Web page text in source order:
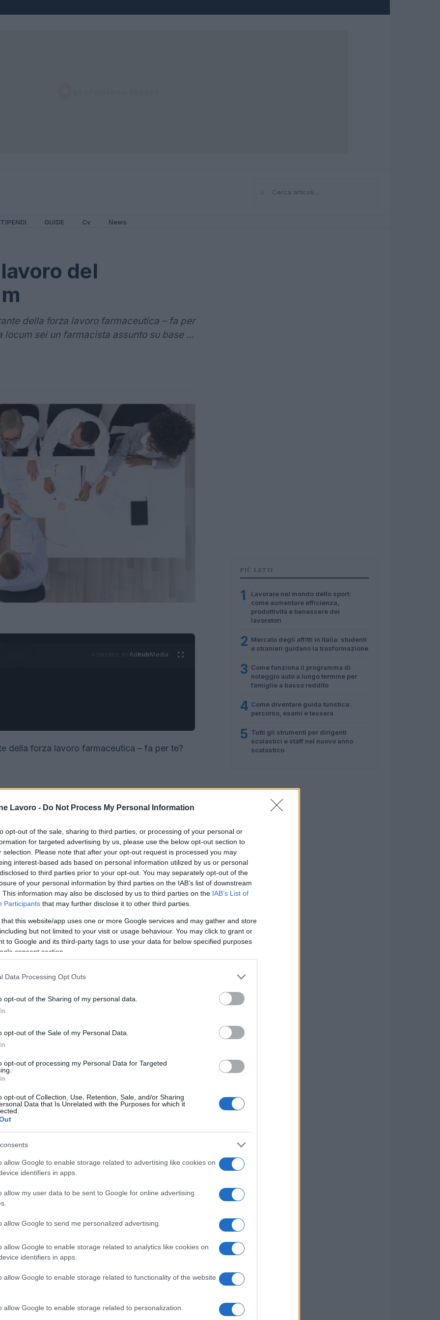
Lavoro - Do Not Process My Personal Information
opt-out of the sale, sharing to third parties, or processing of your personal or
for targeted advertising by us, please use the below opt-out section to
selection. Please note that after your opt-out request is processed you may
interest-based ads based on personal information utilized by us or personal
to third parties prior to your opt-out. You may separately opt-out of the
of your personal information by third parties on the IAB’s list of downstream
This information may also be disclosed by us to third parties on the IAB’s List of
Participants that may further disclose it to other third parties.
that this website/app uses one or more Google services and may gather and store
but not limited to your visit or usage behaviour. You may click to grant or
to Google and its third-party tags to use your data for below specified purposes
consent section.
Data Processing Opt Outs
opt-out of the Sharing of my personal data.
opt-out of the Sale of my Personal Data.
opt-out of processing my Personal Data for Targeted
opt-out of Collection, Use, Retention, Sale, and/or Sharing
Data that Is Unrelated with the Purposes for which it
allow Google to enable storage related to advertising like cookies on
identifiers in apps.
allow my user data to be sent to Google for online advertising
allow Google to send me personalized advertising.
allow Google to enable storage related to analytics like cookies on
identifiers in apps.
allow Google to enable storage related to functionality of the website
allow Google to enable storage related to personalization.
⌕Cerca
GUIDE Cv News
del
della forza lavoro farmaceutica – fa per
sei un farmacista assunto su base ...
AdhubMedia
della forza lavoro farmaceutica – fa per te?
un farmacista assunto su base contrattuale
posizione stipendiata a tempo
sono evidenti per alcuni – la possibilità di
alcuni elementi meno attraenti. In questo
di essere un farmacista locum.
Locum
locum lo ottieni in un sacco di
di base, cliniche, ospedali – hai l’opportunità
in modo diverso, dal tipo di farmaci e dosi
sarai in grado di costruire un quadro
Se ti applichi correttamente, puoi
che puoi portare con te in ogni nuova
I migliori farmacisti locum sono quelli che
e sviluppo e lo applicano attraverso i loro
con le persone che chiedono di lavorare
più produttive e
locum beneficiano già di questo livello di
del tuo programma in generale. Mentre si
PIÙ LETTI
1
Lavorare nel mondo dello sport:
come aumentare efficienza,
produttività e benessere dei
lavoratori
2 Mercato degli affitti in Italia: studenti
e stranieri guidano la trasformazione
3 Come funziona il programma di
noleggio auto a lungo termine per
famiglie a basso reddito
4 Come diventare guida turistica:
percorso, esami e tessera
5 Tutti gli strumenti per dirigenti
scolastici e staff nel nuovo anno
scolastico